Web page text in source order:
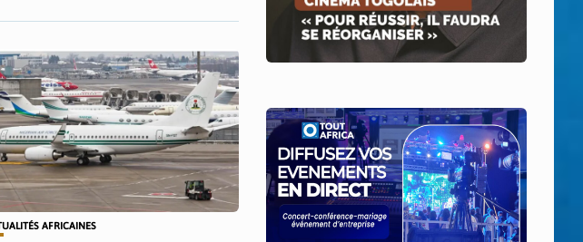
AFRICAINES